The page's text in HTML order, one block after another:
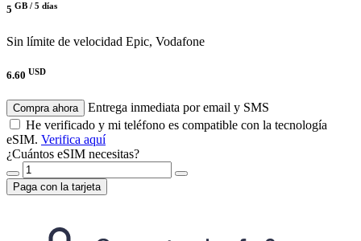
5 GB / 5 días
Sin límite de velocidad Epic, Vodafone
6.60 USD
Compra ahora
Entrega inmediata por email y SMS
He verificado y mi teléfono es compatible con la tecnología
eSIM. Verifica aquí
¿Cuántos eSIM necesitas?
Paga con la tarjeta